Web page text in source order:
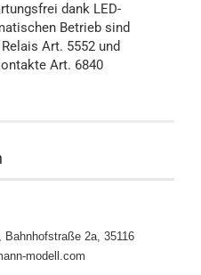
dank LED-
Betrieb sind
Art. 5552 und
Art. 6840
2a, 35116
modell.com